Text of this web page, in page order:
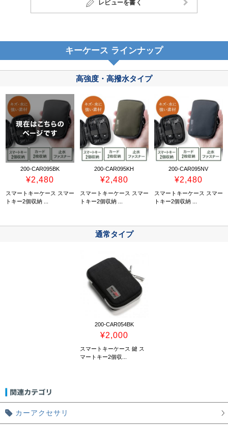
レビューを書く
キーケース ラインナップ
高強度・高撥水タイプ
200-CAR095BK
¥2,480
スマートキーケース スマー
トキー2個収納 ...
200-CAR095KH
¥2,480
スマートキーケース スマー
トキー2個収納 ...
200-CAR095NV
¥2,480
スマートキーケース スマー
トキー2個収納 ...
通常タイプ
200-CAR054BK
¥2,000
スマートキーケース 鍵 ス
マートキー2個収...
カーアクセサリ